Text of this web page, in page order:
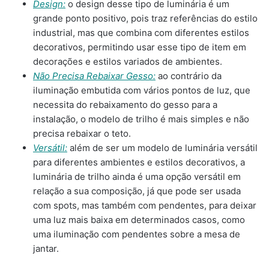
Design: o design desse tipo de luminária é um
grande ponto positivo, pois traz referências do estilo
industrial, mas que combina com diferentes estilos
decorativos, permitindo usar esse tipo de item em
decorações e estilos variados de ambientes.
Não Precisa Rebaixar Gesso: ao contrário da
iluminação embutida com vários pontos de luz, que
necessita do rebaixamento do gesso para a
instalação, o modelo de trilho é mais simples e não
precisa rebaixar o teto.
Versátil: além de ser um modelo de luminária versátil
para diferentes ambientes e estilos decorativos, a
luminária de trilho ainda é uma opção versátil em
relação a sua composição, já que pode ser usada
com spots, mas também com pendentes, para deixar
uma luz mais baixa em determinados casos, como
uma iluminação com pendentes sobre a mesa de
jantar.